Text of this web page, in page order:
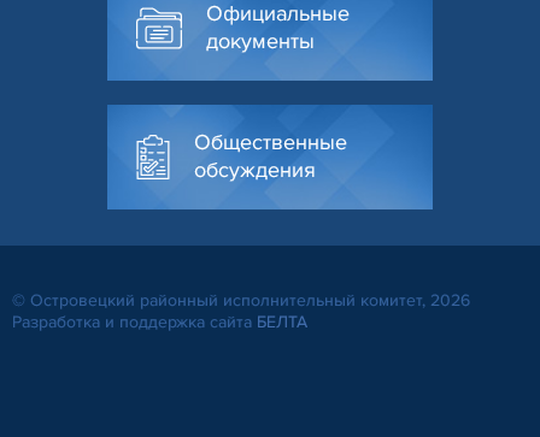
Официальные
документы
Общественные
обсуждения
© Островецкий районный исполнительный комитет, 2026
Разработка и поддержка сайта БЕЛТА